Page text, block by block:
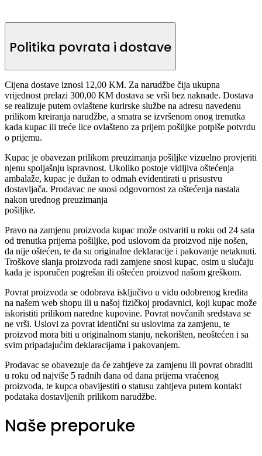
Politika povrata i dostave
Cijena dostave iznosi 12,00 KM. Za narudžbe čija ukupna
vrijednost prelazi 300,00 KM dostava se vrši bez naknade. Dostava
se realizuje putem ovlaštene kurirske službe na adresu navedenu
prilikom kreiranja narudžbe, a smatra se izvršenom onog trenutka
kada kupac ili treće lice ovlašteno za prijem pošiljke potpiše potvrdu
o prijemu.
Kupac je obavezan prilikom preuzimanja pošiljke vizuelno provjeriti
njenu spoljašnju ispravnost. Ukoliko postoje vidljiva oštećenja
ambalaže, kupac je dužan to odmah evidentirati u prisustvu
dostavljača. Prodavac ne snosi odgovornost za oštećenja nastala
nakon urednog preuzimanja
pošiljke.
Pravo na zamjenu proizvoda kupac može ostvariti u roku od 24 sata
od trenutka prijema pošiljke, pod uslovom da proizvod nije nošen,
da nije oštećen, te da su originalne deklaracije i pakovanje netaknuti.
Troškove slanja proizvoda radi zamjene snosi kupac, osim u slučaju
kada je isporučen pogrešan ili oštećen proizvod našom greškom.
Povrat proizvoda se odobrava isključivo u vidu odobrenog kredita
na našem web shopu ili u našoj fizičkoj prodavnici, koji kupac može
iskoristiti prilikom naredne kupovine. Povrat novčanih sredstava se
ne vrši. Uslovi za povrat identični su uslovima za zamjenu, te
proizvod mora biti u originalnom stanju, nekorišten, neoštećen i sa
svim pripadajućim deklaracijama i pakovanjem.
Prodavac se obavezuje da će zahtjeve za zamjenu ili povrat obraditi
u roku od najviše 5 radnih dana od dana prijema vraćenog
proizvoda, te kupca obavijestiti o statusu zahtjeva putem kontakt
podataka dostavljenih prilikom narudžbe.
Naše preporuke